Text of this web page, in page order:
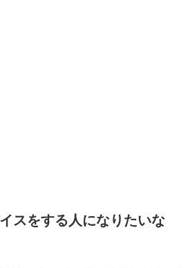
スをする人になりたいな